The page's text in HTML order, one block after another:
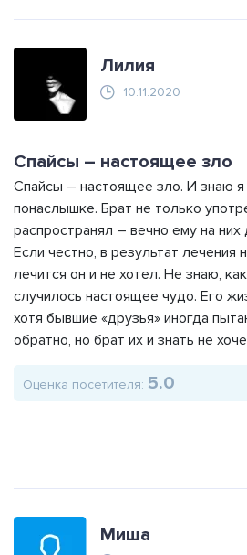
Лилия
10.11.2020
Спайсы – настоящее зло
Спайсы – настоящее зло. И знаю я
понаслышке. Брат не только
распространял – вечно ему на них
Если честно, в результат лечения
лечится он и не хотел. Не знаю,
случилось настоящее чудо. Его
хотя бывшие «друзья» иногда
обратно, но брат их и знать не
Оценка посетителя: 5.0
Миша